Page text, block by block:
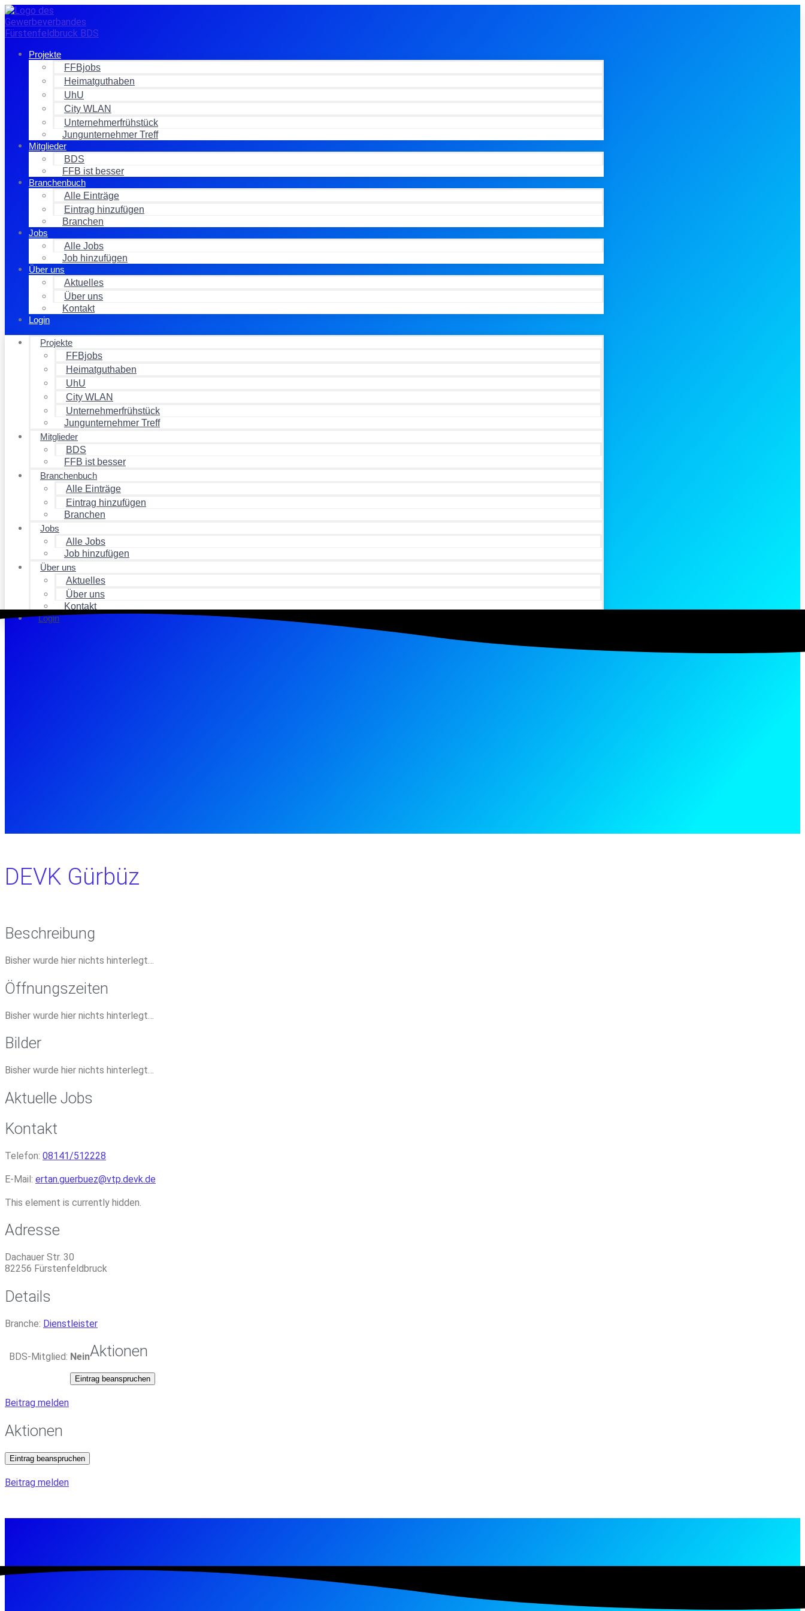
Zum
Inhalt
springen
Projekte
FFBjobs
Heimatguthaben
UhU
City WLAN
Unternehmerfrühstück
Jungunternehmer Treff
Mitglieder
BDS
FFB ist besser
Branchenbuch
Alle Einträge
Eintrag hinzufügen
Branchen
Jobs
Alle Jobs
Job hinzufügen
Über uns
Aktuelles
Über uns
Kontakt
Login
Projekte
FFBjobs
Heimatguthaben
UhU
City WLAN
Unternehmerfrühstück
Jungunternehmer Treff
Mitglieder
BDS
FFB ist besser
Branchenbuch
Alle Einträge
Eintrag hinzufügen
Branchen
Jobs
Alle Jobs
Job hinzufügen
Über uns
Aktuelles
Über uns
Kontakt
Login
DEVK Gürbüz
Beschreibung
Bisher wurde hier nichts hinterlegt…
Öffnungszeiten
Bisher wurde hier nichts hinterlegt…
Bilder
Bisher wurde hier nichts hinterlegt…
Aktuelle Jobs
Kontakt
Telefon: 08141/512228
E-Mail: ertan.guerbuez@vtp.devk.de
This element is currently hidden.
Adresse
Dachauer Str. 30
82256 Fürstenfeldbruck
Details
Branche: Dienstleister
BDS-Mitglied: NeinAktionen
Eintrag beanspruchen
Beitrag melden
Aktionen
Eintrag beanspruchen
Beitrag melden